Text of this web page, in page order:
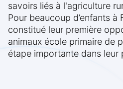
savoirs liés à l'agriculture
Pour beaucoup d’enfants à
constitué leur première
animaux école primaire de
étape importante dans leur